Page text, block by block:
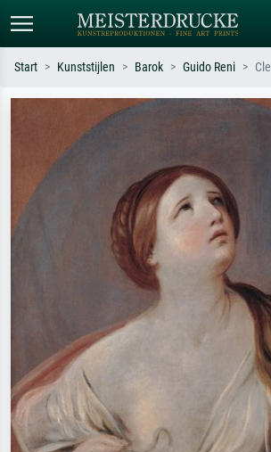
Standaard zoeken
Zoek op kunstenaar, titel of stijl – bijv.
Monet, Sterrennacht, impressionisme,
Beschrijf
weide,
Start Kunststijlen Barok Guido Reni